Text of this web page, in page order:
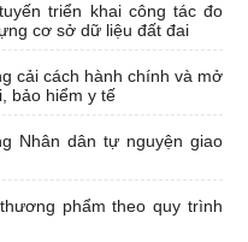
triển khai công tác đo
cơ sở dữ liệu đất đai
cải cách hành chính và mở
bảo hiểm y tế
Nhân dân tự nguyện giao
phẩm theo quy trình